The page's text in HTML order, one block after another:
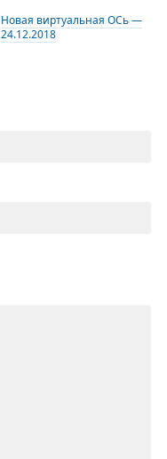
Новая виртуальная ОСь —
24.12.2018